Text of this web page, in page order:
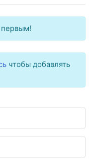
чтобы добавлять